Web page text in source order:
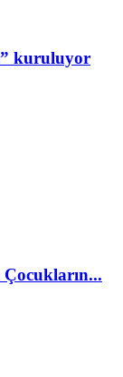
kuruluyor
Çocukların...